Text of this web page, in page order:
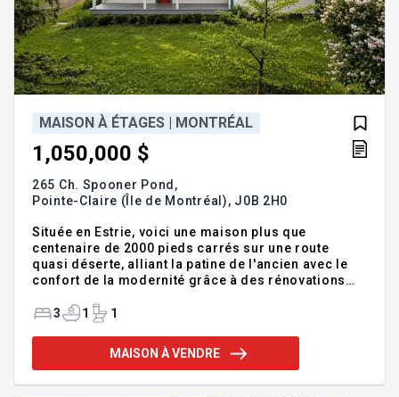
MAISON À ÉTAGES | MONTRÉAL
1,050,000 $
265 Ch. Spooner Pond,
Pointe-Claire (Île de Montréal), J0B 2H0
Située en Estrie, voici une maison plus que
centenaire de 2000 pieds carrés sur une route
quasi déserte, alliant la patine de l'ancien avec le
confort de la modernité grâce à des rénovations
agricole de plus de 60 acres, une forêt
étang sauvage tapi dans les bois, des nuits étoilées
éblouissantes et un silence qu'on peut sans se
3 1 1
MAISON À VENDRE